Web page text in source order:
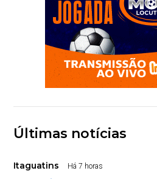
Últimas notícias
Itaguatins Há 7 horas